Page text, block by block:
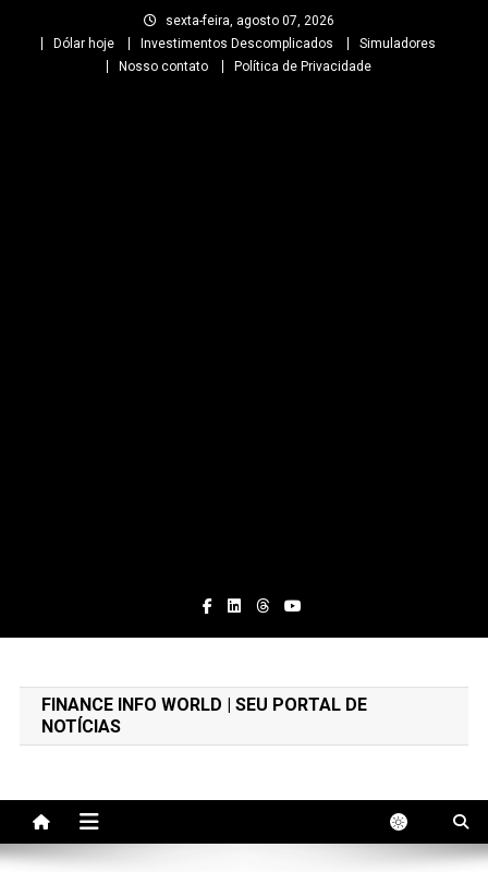
sexta-feira, agosto 07, 2026
Dólar hoje
Investimentos Descomplicados
Simuladores
Nosso contato
Política de Privacidade
Finance Info World
FINANCE INFO WORLD | SEU PORTAL DE
NOTÍCIAS